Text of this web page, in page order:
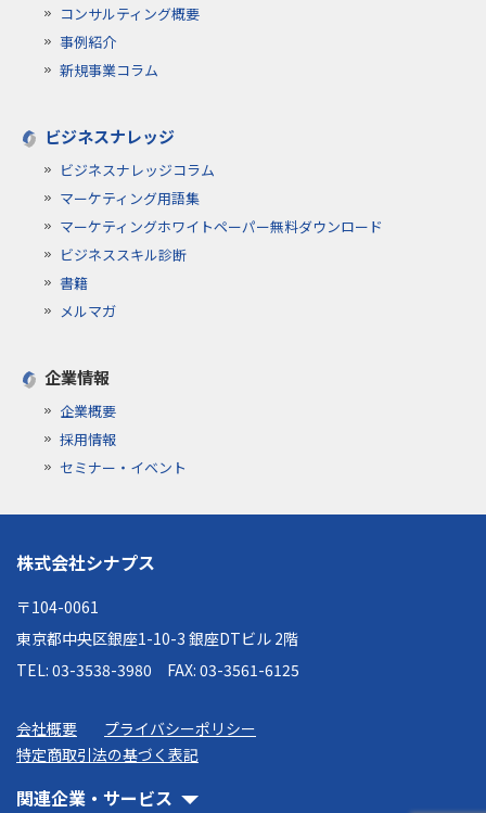
コンサルティング概要
事例紹介
新規事業コラム
ビジネスナレッジ
ビジネスナレッジコラム
マーケティング用語集
マーケティングホワイトペーパー無料ダウンロード
ビジネススキル診断
書籍
メルマガ
企業情報
企業概要
採用情報
セミナー・イベント
株式会社シナプス
〒104-0061
東京都中央区銀座1-10-3 銀座DTビル 2階
TEL: 03-3538-3980 FAX: 03-3561-6125
会社概要
プライバシーポリシー
特定商取引法の基づく表記
関連企業・サービス